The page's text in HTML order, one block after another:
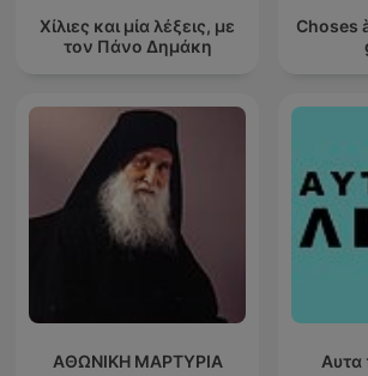
Χίλιες και μία λέξεις, με
τον Πάνο Δημάκη
Choses
ΑΘΩΝΙΚΗ ΜΑΡΤΥΡΙΑ Αυτα